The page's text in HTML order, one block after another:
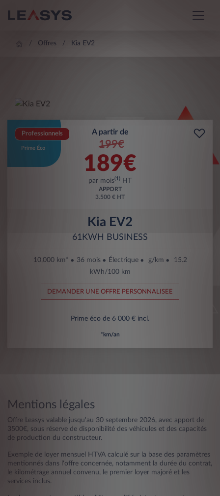
Offres Kia EV2
Professionnels
Prime Éco
A partir de
199€
189€
par mois(1) HT
APPORT
3.500 € HT
Kia EV2
61KWH BUSINESS
10,000 km* 36 mois Électrique g/km
15.2
kWh/100 km
DEMANDER UNE OFFRE PERSONNALISEE
Prime éco de 6 000 € incl.
*km/an
Mentions légales
Offre Leasys valable jusqu'au 30 septembre 2026, avec apport de
3500€, sous réserve de disponibilité des véhicules et des capacités
de production du constructeur.
Exemple de loyer mensuel HTVA calculé sur la base des paramètres
mentionnés dans l'offre concernée, notamment la durée du contrat,
le kilométrage annuel convenu, le premier loyer majoré et les
services inclus.